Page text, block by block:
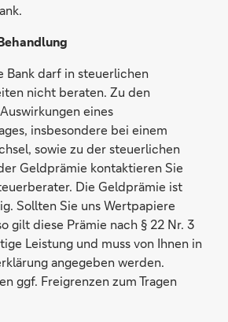
Bank darf in steuerlichen
nicht beraten. Zu den
eines
insbesondere bei einem
sowie zu der steuerlichen
Geldprämie kontaktieren Sie
Die Geldprämie ist
Sollten Sie uns Wertpapiere
gilt diese Prämie nach § 22 Nr. 3
Leistung und muss von Ihnen in
angegeben werden.
ggf. Freigrenzen zum Tragen